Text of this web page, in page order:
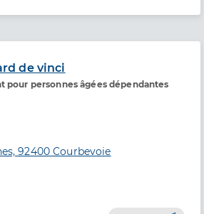
de vinci
personnes âgées dépendantes
soins
92400 Courbevoie